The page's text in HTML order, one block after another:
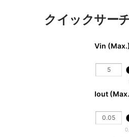
クイックサー
Vin
Iout